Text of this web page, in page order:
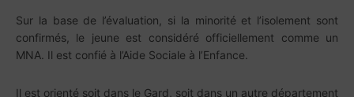
Sur la base de l’évaluation, si la minorité et l’isolement sont
confirmés, le jeune est considéré officiellement comme un
MNA. Il est confié à l’Aide Sociale à l’Enfance.
Il est orienté soit dans le Gard, soit dans un autre département